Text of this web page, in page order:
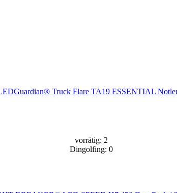
vorrätig: 2
Dingolfing: 0